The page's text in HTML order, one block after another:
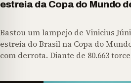
estreia da Copa do Mundo
Bastou um lampejo de Vinicius
estreia do Brasil na Copa do
com derrota. Diante de 80.663